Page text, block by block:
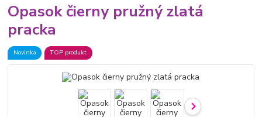
Opasok čierny pružný zlatá
pracka
Novinka TOP produkt